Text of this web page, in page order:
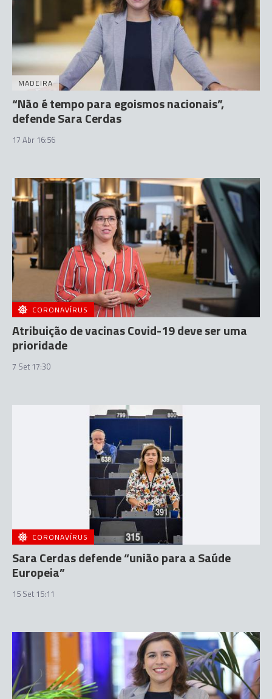
MADEIRA
“Não é tempo para egoismos nacionais”,
defende Sara Cerdas
17 Abr 16:56
CORONAVÍRUS
Atribuição de vacinas Covid-19 deve ser uma
prioridade
7 Set 17:30
CORONAVÍRUS
Sara Cerdas defende “união para a Saúde
Europeia”
15 Set 15:11